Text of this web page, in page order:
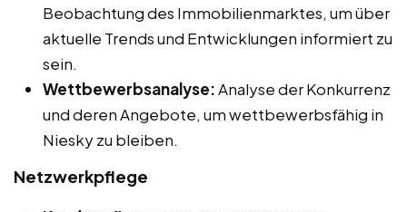
Beobachtung des Immobilienmarktes, um über
aktuelle Trends und Entwicklungen informiert zu
sein.
Wettbewerbsanalyse:Analyse der Konkurrenz
und deren Angebote, um wettbewerbsfähig in
Niesky zu bleiben.
Netzwerkpflege